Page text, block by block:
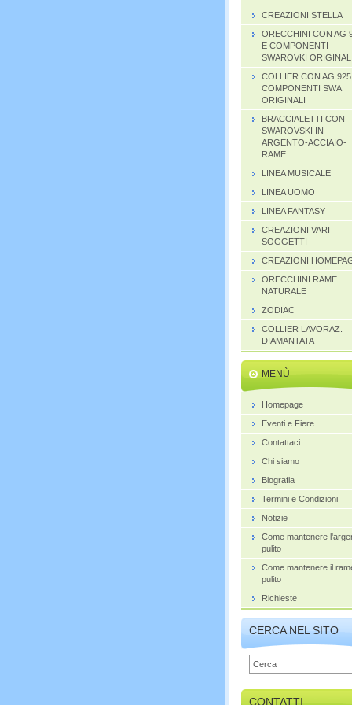
CREAZIONI STELLA
ORECCHINI CON AG
E COMPONENTI
SWAROVKI ORIGINALI
COLLIER CON AG
COMPONENTI SWA
ORIGINALI
BRACCIALETTI CON
SWAROVSKI IN
ARGENTO-ACCIAIO-
RAME
LINEA MUSICALE
LINEA UOMO
LINEA FANTASY
CREAZIONI VARI
SOGGETTI
CREAZIONI
ORECCHINI RAME
NATURALE
ZODIAC
COLLIER LAVORAZ.
DIAMANTATA
MENÙ
Homepage
Eventi e Fiere
Contattaci
Chi siamo
Biografia
Termini e Condizioni
Notizie
Come mantenere
pulito
Come mantenere il
pulito
Richieste
CERCA NEL SITO
CONTATTI